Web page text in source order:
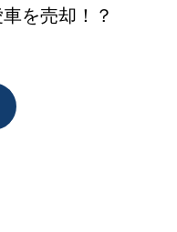
を売却！？